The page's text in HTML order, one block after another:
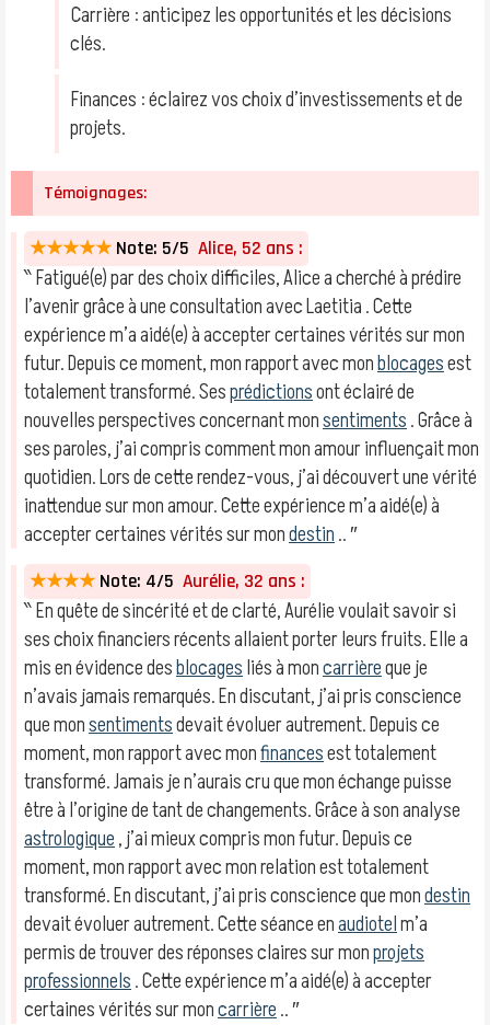
Carrière : anticipez les opportunités et les décisions
clés.
Finances : éclairez vos choix d’investissements et de
projets.
Témoignages:
★★★★★ Note: 5/5 Alice, 52 ans :
‶ Fatigué(e) par des choix difficiles, Alice a cherché à prédire
l’avenir grâce à une consultation avec Laetitia . Cette
expérience m’a aidé(e) à accepter certaines vérités sur mon
futur. Depuis ce moment, mon rapport avec monblocagesest
totalement transformé. Sesprédictionsont éclairé de
nouvelles perspectives concernant monsentiments. Grâce à
ses paroles, j’ai compris comment mon amour influençait mon
quotidien. Lors de cette rendez-vous, j’ai découvert une vérité
inattendue sur mon amour. Cette expérience m’a aidé(e) à
accepter certaines vérités sur mondestin.. ″
★★★★ Note: 4/5 Aurélie, 32 ans :
‶ En quête de sincérité et de clarté, Aurélie voulait savoir si
ses choix financiers récents allaient porter leurs fruits. Elle a
mis en évidence desblocagesliés à moncarrièreque je
n’avais jamais remarqués. En discutant, j’ai pris conscience
que monsentimentsdevait évoluer autrement. Depuis ce
moment, mon rapport avec monfinancesest totalement
transformé. Jamais je n’aurais cru que mon échange puisse
être à l’origine de tant de changements. Grâce à son analyse
astrologique, j’ai mieux compris mon futur. Depuis ce
moment, mon rapport avec mon relation est totalement
transformé. En discutant, j’ai pris conscience que mondestin
devait évoluer autrement. Cette séance enaudiotelm’a
permis de trouver des réponses claires sur monprojets
professionnels. Cette expérience m’a aidé(e) à accepter
certaines vérités sur moncarrière.. ″